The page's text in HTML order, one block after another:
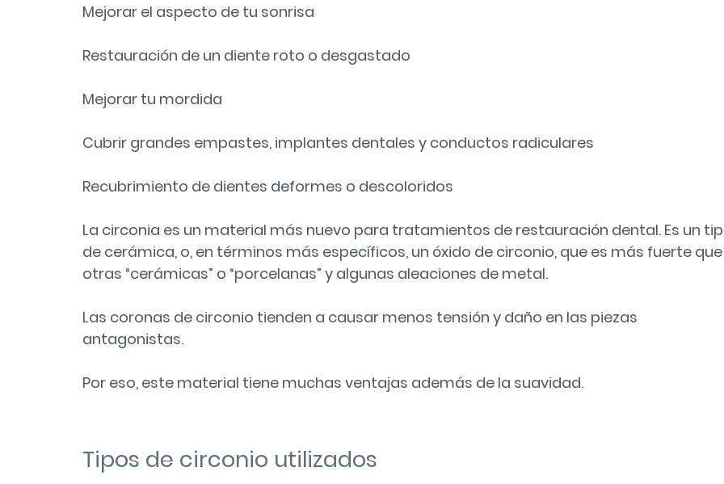
Mejorar el aspecto de tu sonrisa
Restauración de un diente roto o desgastado
Mejorar tu mordida
Cubrir grandes empastes, implantes dentales y conductos radiculares
Recubrimiento de dientes deformes o descoloridos
La circonia es un material más nuevo para tratamientos de restauración dental. Es un
de cerámica, o, en términos más específicos, un óxido de circonio, que es más fuerte que
otras “cerámicas” o “porcelanas” y algunas aleaciones de metal.
Las coronas de circonio tienden a causar menos tensión y daño en las piezas
antagonistas.
Por eso, este material tiene muchas ventajas además de la suavidad.
Tipos de circonio utilizados